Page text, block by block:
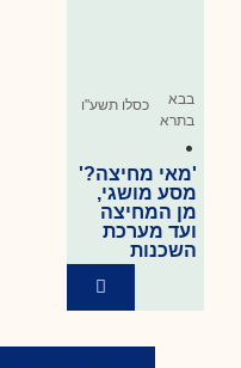
בבא
בתרא
•
כסלו תשע"ו
'מאי מחיצה?'
מסע מושגי,
מן המחיצה
ועד מערכת
השכנות